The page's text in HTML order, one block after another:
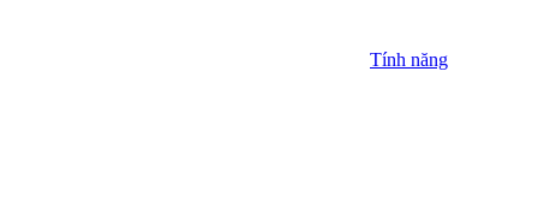
Tính năng